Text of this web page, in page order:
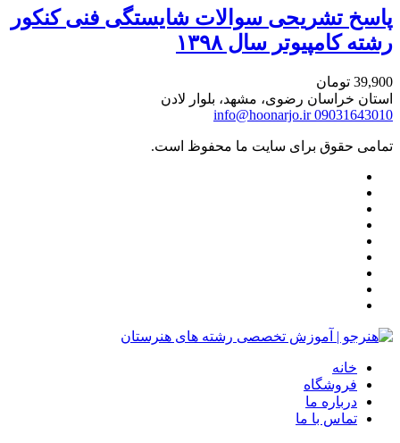
پاسخ تشریحی سوالات شایستگی فنی کنکور
رشته کامپیوتر سال ۱۳۹۸
39,900 تومان
استان خراسان رضوی، مشهد، بلوار لادن
09031643010
info@hoonarjo.ir
تمامی حقوق برای سایت ما محفوظ است.
خانه
فروشگاه
درباره ما
تماس با ما